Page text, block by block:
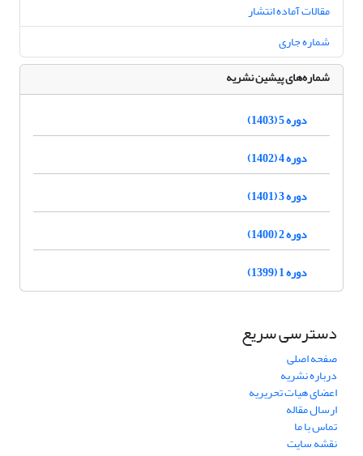
مقالات آماده انتشار
شماره جاری
شماره‌های پیشین نشریه
دوره 5 (1403)
دوره 4 (1402)
دوره 3 (1401)
دوره 2 (1400)
دوره 1 (1399)
دسترسی سریع
صفحه اصلی
درباره نشریه
اعضای هیات تحریریه
ارسال مقاله
تماس با ما
نقشه سایت